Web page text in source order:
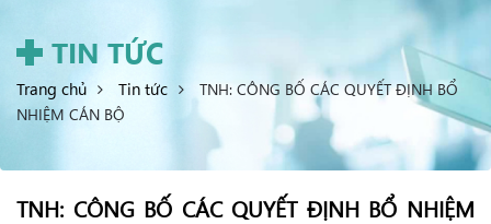
TIN TỨC
Trang chủ Tin tức
TNH: CÔNG BỐ CÁC QUYẾT ĐỊNH BỔ
NHIỆM CÁN BỘ
TNH: CÔNG BỐ CÁC QUYẾT ĐỊNH BỔ NHIỆM